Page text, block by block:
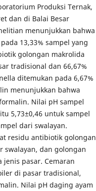
Produksi Ternak,
dan di Balai Besar
menunjukkan bahwa
13,33% sampel yang
golongan makrolida
tradisional dan 66,67%
ditemukan pada 6,67%
menunjukkan bahwa
Nilai pH sampel
5,73±0,46 untuk sampel
dari swalayan.
residu antibiotik golongan
swalayan, dan golongan
pasar. Cemaran
di pasar tradisional,
Nilai pH daging ayam